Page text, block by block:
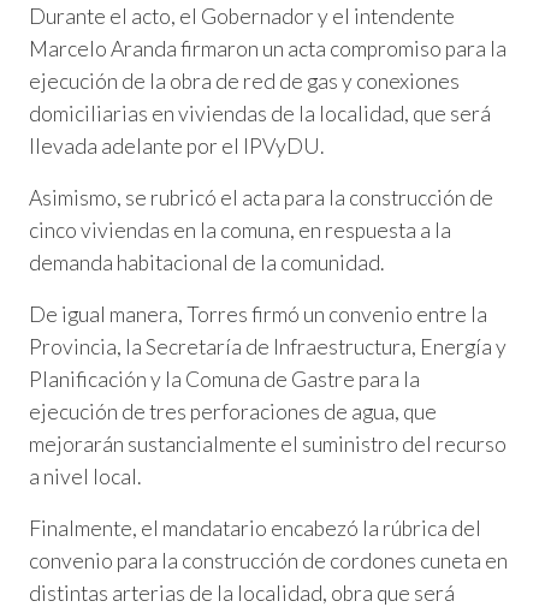
Durante el acto, el Gobernador y el intendente
Marcelo Aranda firmaron un acta compromiso para la
ejecución de la obra de red de gas y conexiones
domiciliarias en viviendas de la localidad, que será
llevada adelante por el IPVyDU.
Asimismo, se rubricó el acta para la construcción de
cinco viviendas en la comuna, en respuesta a la
demanda habitacional de la comunidad.
De igual manera, Torres firmó un convenio entre la
Provincia, la Secretaría de Infraestructura, Energía y
Planificación y la Comuna de Gastre para la
ejecución de tres perforaciones de agua, que
mejorarán sustancialmente el suministro del recurso
a nivel local.
Finalmente, el mandatario encabezó la rúbrica del
convenio para la construcción de cordones cuneta en
distintas arterias de la localidad, obra que será